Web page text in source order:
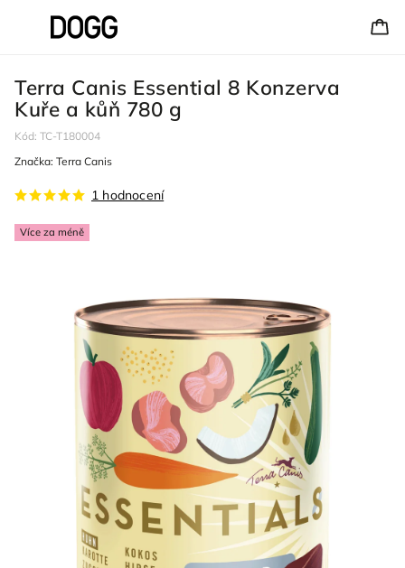
Terra Canis Essential 8 Konzerva
Kuře a kůň 780 g
Kód: TC-T180004
Více za méně
1 hodnocení
Značka: Terra Canis